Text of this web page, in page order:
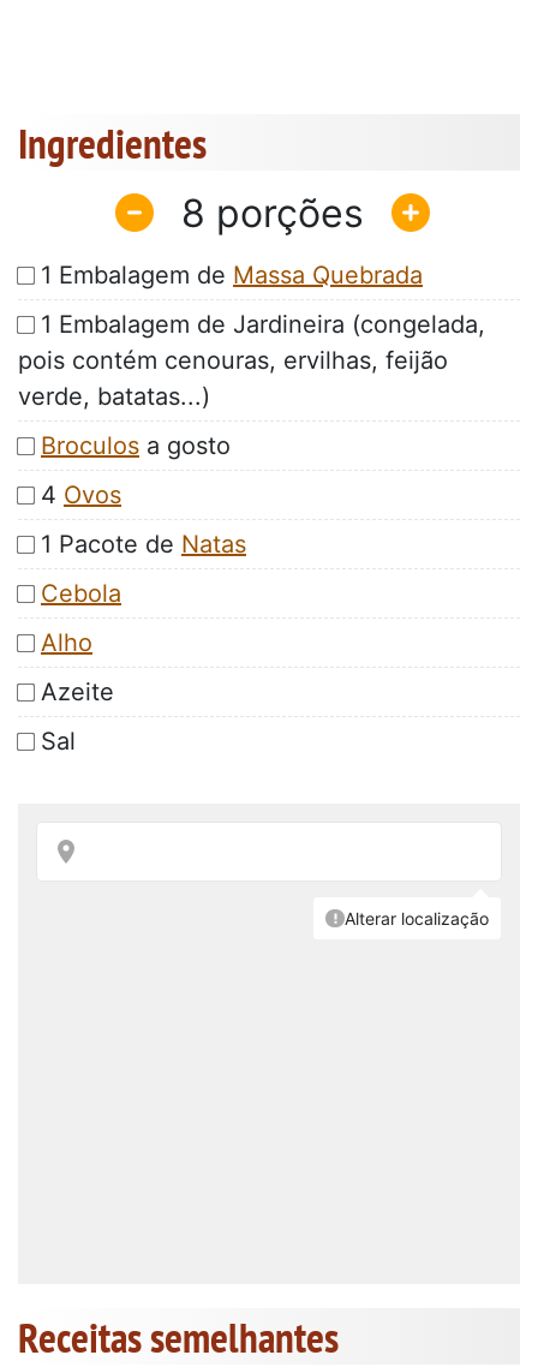
Ingredientes
8
1 Embalagem de Massa Quebrada
1 Embalagem de Jardineira (congelada,
pois contém cenouras, ervilhas, feijão
verde, batatas...)
Broculos a gosto
4 Ovos
1 Pacote de Natas
Cebola
Alho
Azeite
Sal
Receitas semelhantes